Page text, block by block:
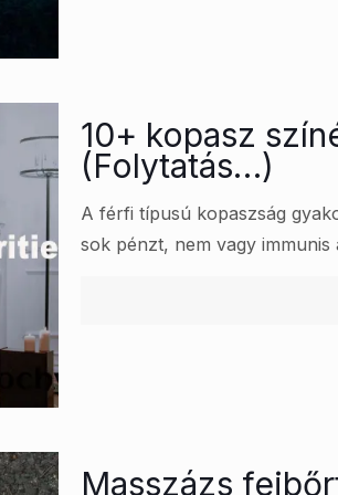
10+ kopasz
(Folytatás…)
A férfi típusú kopaszság
sok pénzt, nem vagy immunis
Masszázs